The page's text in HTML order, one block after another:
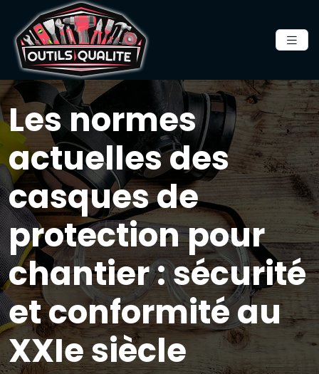
Les normes
actuelles des
casques de
protection pour
chantier : sécurité
et conformité au
XXIe siècle